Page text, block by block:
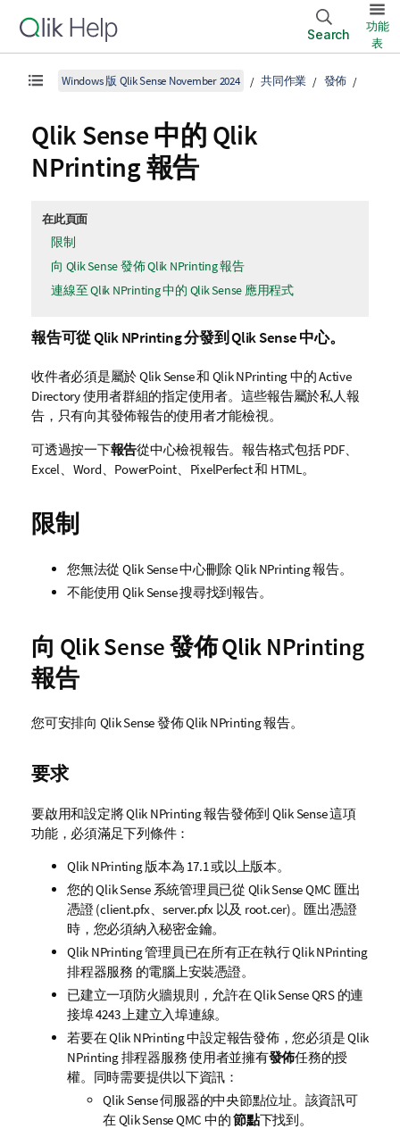
Search
功能
表
Windows 版 Qlik Sense November 2024 共同作業 發佈
Qlik Sense中的 Qlik
NPrinting報告
在此頁面
限制
向 Qlik Sense 發佈 Qlik NPrinting 報告
連線至 Qlik NPrinting 中的 Qlik Sense 應用程式
報告可從Qlik NPrinting分發到 Qlik Sense中心。
收件者必須是屬於Qlik Sense和 Qlik NPrinting中的 Active
Directory 使用者群組的指定使用者。這些報告屬於私人報
告，只有向其發佈報告的使用者才能檢視。
可透過按一下報告從中心檢視報告。報告格式包括PDF、
Excel、 Word、 PowerPoint、 PixelPerfect和 HTML。
限制
您無法從 Qlik Sense中心刪除Qlik NPrinting報告。
不能使用 Qlik Sense搜尋找到報告。
向 Qlik Sense發佈Qlik NPrinting
報告
您可安排向 Qlik Sense發佈Qlik NPrinting報告。
要求
要啟用和設定將Qlik NPrinting報告發佈到 Qlik Sense這項
功能，必須滿足下列條件：
Qlik NPrinting版本為 17.1 或以上版本。
您的Qlik Sense系統管理員已從 Qlik SenseQMC 匯出
憑證 (client.pfx、server.pfx 以及 root.cer)。匯出憑證
時，您必須納入秘密金鑰。
Qlik NPrinting管理員已在所有正在執行Qlik NPrinting
排程器服務 的電腦上安裝憑證。
已建立一項防火牆規則，允許在Qlik SenseQRS的連
接埠 4243 上建立入埠連線。
若要在Qlik NPrinting中設定報告發佈，您必須是Qlik
NPrinting 排程器服務使用者並擁有發佈任務的授
權。同時需要提供以下資訊：
Qlik Sense伺服器的中央節點位址。該資訊可
在 Qlik SenseQMC 中的節點下找到。